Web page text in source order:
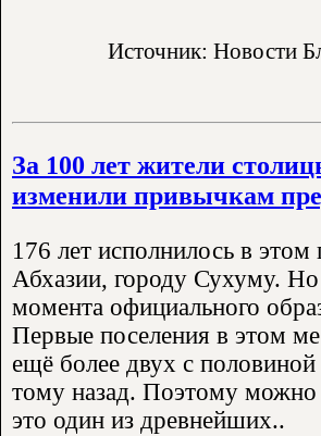
Источник: Новости
За 100 лет жители
изменили привычкам
176 лет исполнилось в этом
Абхазии, городу Сухуму.
момента официального
Первые поселения в этом
ещё более двух с половиной
тому назад. Поэтому можно
это один из древнейших..